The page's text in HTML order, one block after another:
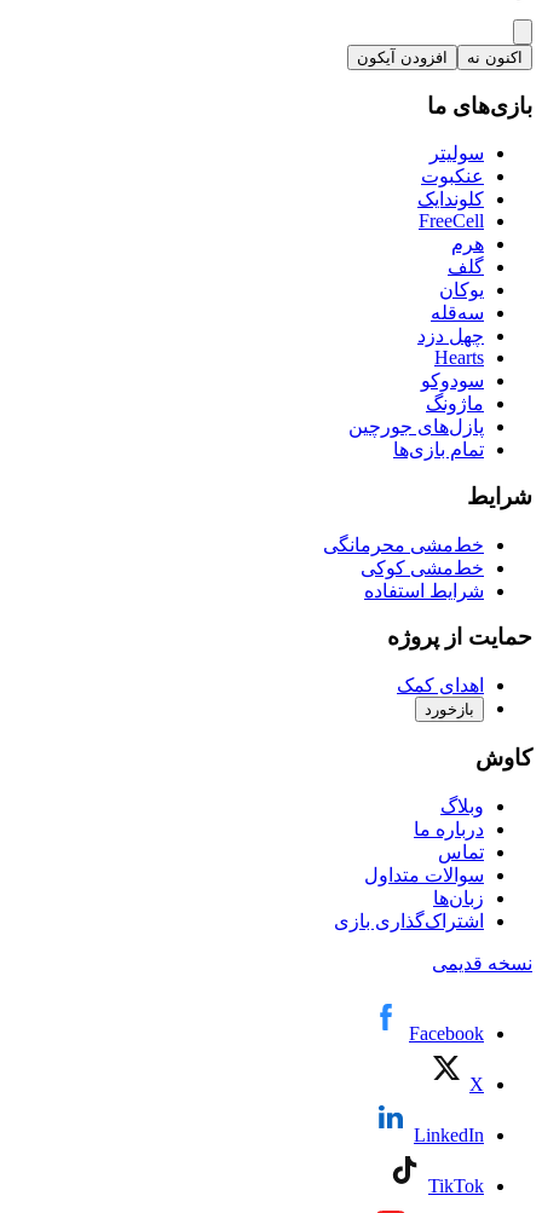
اکنون نه افزودن آیکون
بازی‌های ما
سولیتر
عنکبوت
کلوندایک
FreeCell
هرم
گلف
یوکان
سه‌قله
چهل دزد
Hearts
سودوکو
ماژونگ
پازل‌های جورچین
تمام بازی‌ها
شرایط
خط‌مشی محرمانگی
خط‌مشی کوکی
شرایط استفاده
حمایت از پروژه
اهدای کمک
بازخورد
کاوش
وبلاگ
درباره ما
تماس
سوالات متداول
زبان‌ها
اشتراک‌گذاری بازی
نسخه قدیمی
Facebook
X
LinkedIn
TikTok